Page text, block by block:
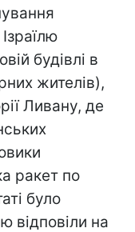
будівлі в
жителів),
Ливану, де
ракет по
було
відповіли на